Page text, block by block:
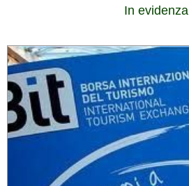
In evidenza